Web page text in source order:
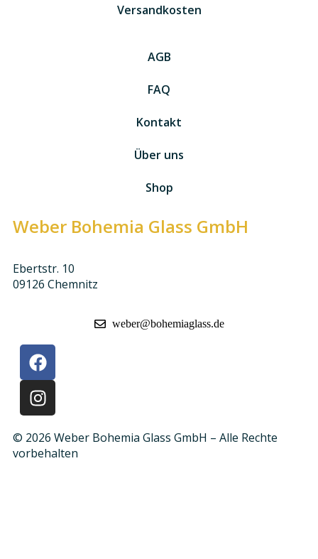
Versandkosten
AGB
FAQ
Kontakt
Über uns
Shop
Weber Bohemia Glass GmbH
Ebertstr. 10
09126 Chemnitz
weber@bohemiaglass.de
© 2026 Weber Bohemia Glass GmbH – Alle Rechte
vorbehalten